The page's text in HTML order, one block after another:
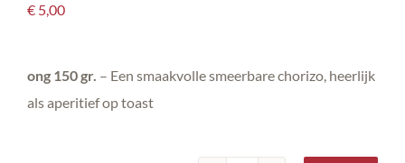
€ 5,00
ong 150 gr. – Een smaakvolle smeerbare chorizo, heerlijk
als aperitief op toast